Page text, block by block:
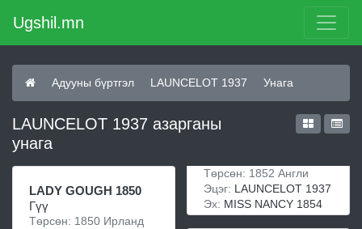
Ugshil.mn
Адууны бүртгэл LAUNCELOT 1937 Унага
LAUNCELOT 1937 азарганы
унага
LADY GOUGH 1850
Гүү
Төрсөн: 1850 Ирланд
Төрсөн: 1852 Англи
Эцэг: LAUNCELOT 1937
Эх: MISS NANCY 1854